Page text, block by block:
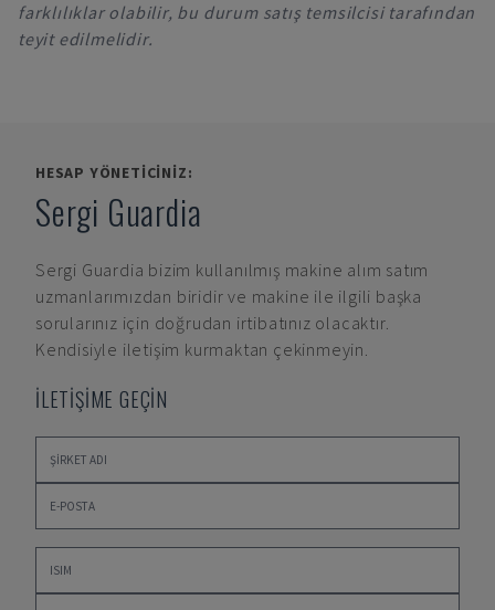
farklılıklar olabilir, bu durum satış temsilcisi tarafından
teyit edilmelidir.
HESAP YÖNETICINIZ:
Sergi Guardia
Sergi Guardia bizim kullanılmış makine alım satım
uzmanlarımızdan biridir ve makine ile ilgili başka
sorularınız için doğrudan irtibatınız olacaktır.
Kendisiyle iletişim kurmaktan çekinmeyin.
İLETİŞİME GEÇİN